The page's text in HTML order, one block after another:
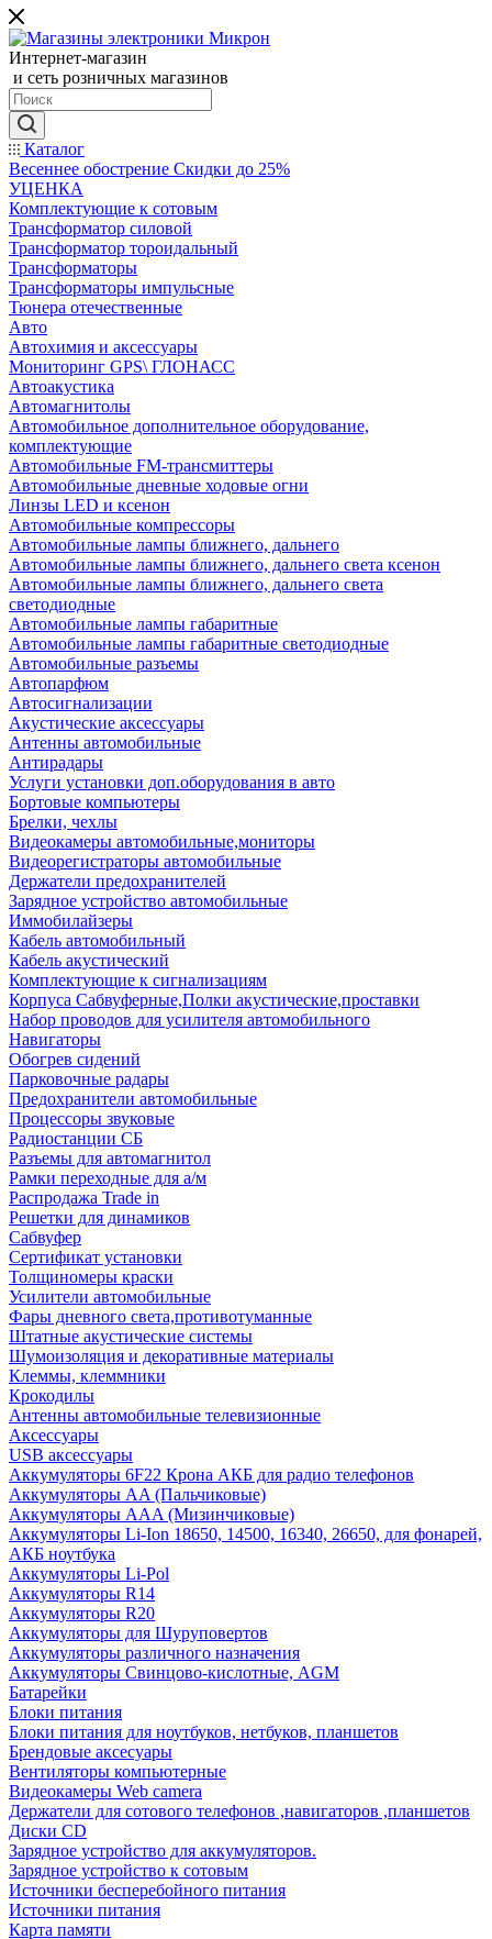
Интернет-магазин
и сеть розничных магазинов
Каталог
Весеннее обострение Скидки до 25%
УЦЕНКА
Комплектующие к сотовым
Трансформатор силовой
Трансформатор тороидальный
Трансформаторы
Трансформаторы импульсные
Тюнера отечественные
Авто
Автохимия и аксессуары
Мониторинг GPS\ ГЛОНАСС
Автоакустика
Автомагнитолы
Автомобильное дополнительное оборудование,
комплектующие
Автомобильные FM-трансмиттеры
Автомобильные дневные ходовые огни
Линзы LED и ксенон
Автомобильные компрессоры
Автомобильные лампы ближнего, дальнего
Автомобильные лампы ближнего, дальнего света ксенон
Автомобильные лампы ближнего, дальнего света
светодиодные
Автомобильные лампы габаритные
Автомобильные лампы габаритные светодиодные
Автомобильные разъемы
Автопарфюм
Автосигнализации
Акустические аксессуары
Антенны автомобильные
Антирадары
Услуги установки доп.оборудования в авто
Бортовые компьютеры
Брелки, чехлы
Видеокамеры автомобильные,мониторы
Видеорегистраторы автомобильные
Держатели предохранителей
Зарядное устройство автомобильные
Иммобилайзеры
Кабель автомобильный
Кабель акустический
Комплектующие к сигнализациям
Корпуса Сабвуферные,Полки акустические,проставки
Набор проводов для усилителя автомобильного
Навигаторы
Обогрев сидений
Парковочные радары
Предохранители автомобильные
Процессоры звуковые
Радиостанции СБ
Разъемы для автомагнитол
Рамки переходные для а/м
Распродажа Trade in
Решетки для динамиков
Сабвуфер
Сертификат установки
Толщиномеры краски
Усилители автомобильные
Фары дневного света,противотуманные
Штатные акустические системы
Шумоизоляция и декоративные материалы
Клеммы, клеммники
Крокодилы
Антенны автомобильные телевизионные
Аксессуары
USB аксессуары
Аккумуляторы 6F22 Крона АКБ для радио телефонов
Аккумуляторы AA (Пальчиковые)
Аккумуляторы AAA (Мизинчиковые)
Аккумуляторы Li-Ion 18650, 14500, 16340, 26650, для фонарей,
АКБ ноутбука
Аккумуляторы Li-Pol
Аккумуляторы R14
Аккумуляторы R20
Аккумуляторы для Шуруповертов
Аккумуляторы различного назначения
Аккумуляторы Свинцово-кислотные, AGM
Батарейки
Блоки питания
Блоки питания для ноутбуков, нетбуков, планшетов
Брендовые аксесуары
Вентиляторы компьютерные
Видеокамеры Web camera
Держатели для сотового телефонов ,навигаторов ,планшетов
Диски CD
Зарядное устройство для аккумуляторов.
Зарядное устройство к сотовым
Источники бесперебойного питания
Источники питания
Карта памяти